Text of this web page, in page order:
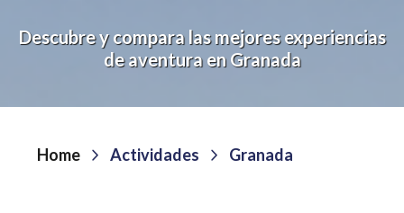
Descubre y compara las mejores experiencias
de aventura en Granada
Home Actividades Granada